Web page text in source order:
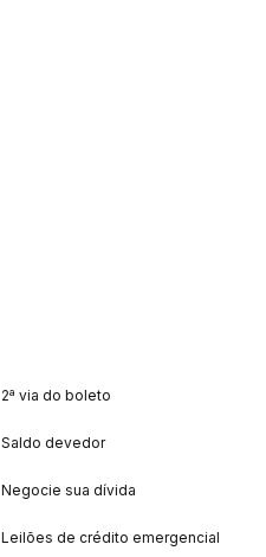
2ª via do boleto
Saldo devedor
Negocie sua dívida
Leilões de crédito emergencial